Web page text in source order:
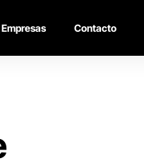
Empresas Contacto